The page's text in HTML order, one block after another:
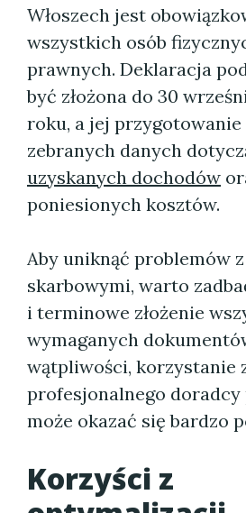
Włoszech jest
wszystkich osób
prawnych. Deklaracja
być złożona do 30
roku, a jej przygotowanie
zebranych danych
uzyskanych dochodów
poniesionych kosztów.
Aby uniknąć problemów
skarbowymi, warto
i terminowe złożenie
wymaganych
wątpliwości, korzystanie
profesjonalnego doradcy
może okazać się bardzo
Korzyści z